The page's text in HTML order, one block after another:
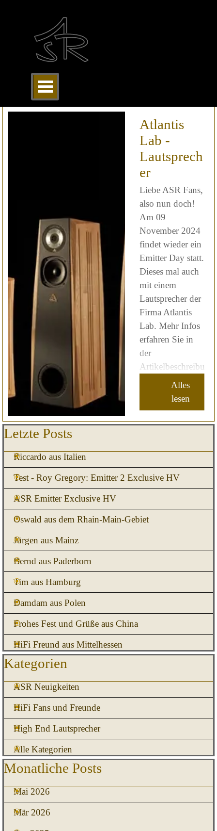
Menü überspringen
Atlantis
Lab -
Lautsprech
er
Liebe ASR Fans,
also nun doch!
Am 09
November 2024
findet wieder ein
Emitter Day statt.
Dieses mal auch
mit einem
Lautsprecher der
Firma Atlantis
Lab. Mehr Infos
erfahren Sie in
der
Alles
lesen
Block überspringen Letzte Posts
Letzte Posts
Riccardo aus Italien
Test - Roy Gregory: Emitter 2 Exclusive HV
ASR Emitter Exclusive HV
Oswald aus dem Rhain-Main-Gebiet
Jürgen aus Mainz
Bernd aus Paderborn
Tim aus Hamburg
Damdam aus Polen
Frohes Fest und Grüße aus China
HiFi Freund aus Mittelhessen
Block überspringen Kategorien
Kategorien
ASR Neuigkeiten
HiFi Fans und Freunde
High End Lautsprecher
Alle Kategorien
Block überspringen Monatliche Posts
Monatliche Posts
Mai 2026
Mär 2026